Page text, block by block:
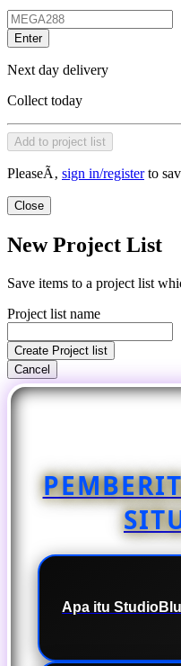
Enter
Next day delivery
Collect today
Add to project list
PleaseÃ‚ sign in/registerto
Close
New Project List
Save items to a project list
Project list name
Create Project list
Cancel
Apa itu